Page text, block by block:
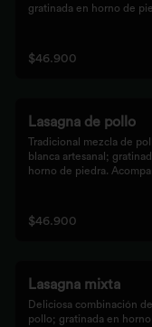
gratinada en horno de
$46.900
Lasagna de pollo
Tradicional mezcla de
blanca artesanal;
horno de piedra.
$46.900
Lasagna mixta
Deliciosa combinación
pollo; gratinada en horno